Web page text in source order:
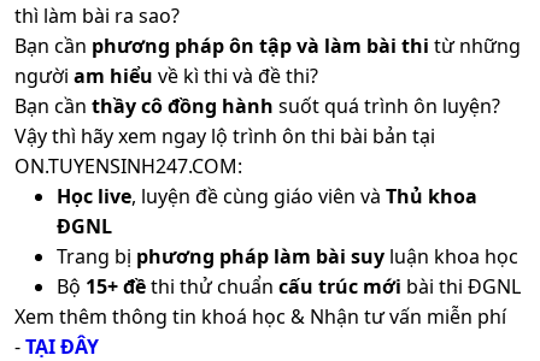
thì làm bài ra sao?
Bạn cần phương pháp ôn tập và làm bài thi từ những
người am hiểu về kì thi và đề thi?
Bạn cần thầy cô đồng hành suốt quá trình ôn luyện?
Vậy thì hãy xem ngay lộ trình ôn thi bài bản tại
ON.TUYENSINH247.COM:
Học live, luyện đề cùng giáo viên và Thủ khoa
ĐGNL
Trang bị phương pháp làm bài suy luận khoa học
Bộ 15+ đềthi thử chuẩn cấu trúc mới bài thi ĐGNL
Xem thêm thông tin khoá học & Nhận tư vấn miễn phí
-TẠI ĐÂY